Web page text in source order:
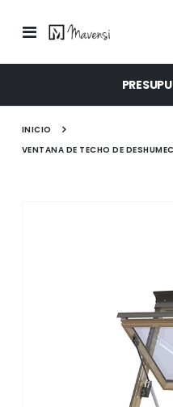
Toggle
INICIO
VENTANA DE TECHO DE